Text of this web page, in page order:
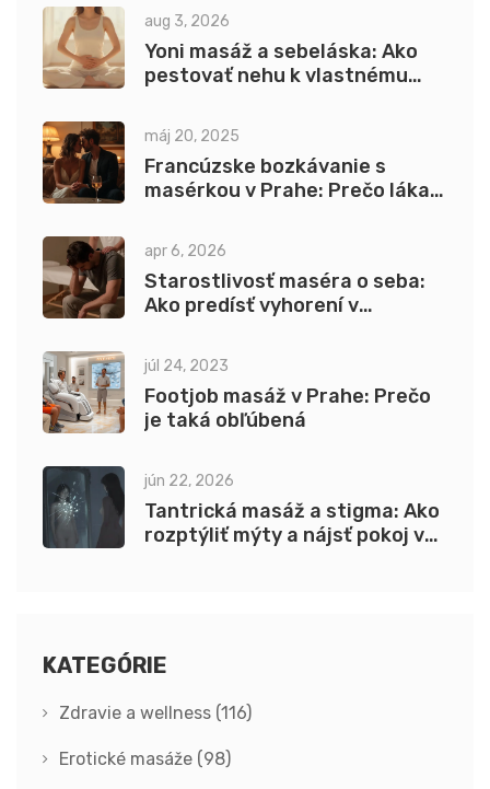
aug 3, 2026
Yoni masáž a sebeláska: Ako
pestovať nehu k vlastnému
máj 20, 2025
Francúzske bozkávanie s
masérkou v Prahe: Prečo láka
apr 6, 2026
Starostlivosť maséra o seba:
Ako predísť vyhorení v
júl 24, 2023
Footjob masáž v Prahe: Prečo
je taká obľúbená
jún 22, 2026
Tantrická masáž a stigma: Ako
rozptýliť mýty a nájsť pokoj v
KATEGÓRIE
Zdravie a wellness (116)
Erotické masáže (98)